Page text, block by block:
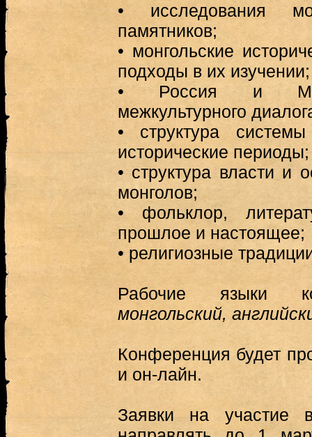
•
исследования
памятников;
• монгольские
подходы в их изучении;
•
Россия и
межкультурного
•
структура
исторические периоды;
• структура власти и
монголов;
•
фольклор,
прошлое и настоящее;
• религиозные
Рабочие языки
монгольский,
Конференция будет
и он-лайн.
Заявки на участие